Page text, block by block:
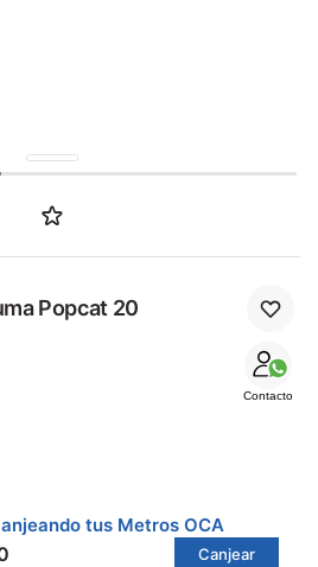
Popcat 20
Contacto
tus Metros OCA
Canjear